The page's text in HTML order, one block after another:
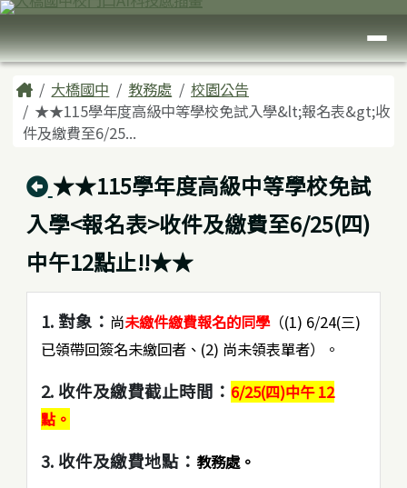
跳至主內容區
臺南市大橋國中
導覽列
主內容區域
Home大橋國中 教務處
校園公告
★★115學年度高級中等學校免試入學&lt;報名表&gt;收
件及繳費至6/25...
回上頁
★★115學年度高級中等學校免試
入學<報名表>收件及繳費至6/25(四)
中午12點止!!★★
1. 對象： 尚未繳件繳費報名的同學（(1) 6/24(三)
已領帶回簽名未繳回者、(2) 尚未領表單者）。
2. 收件及繳費截止時間： 6/25(四)中午 12
點。
3. 收件及繳費地點： 教務處。
頁尾區域